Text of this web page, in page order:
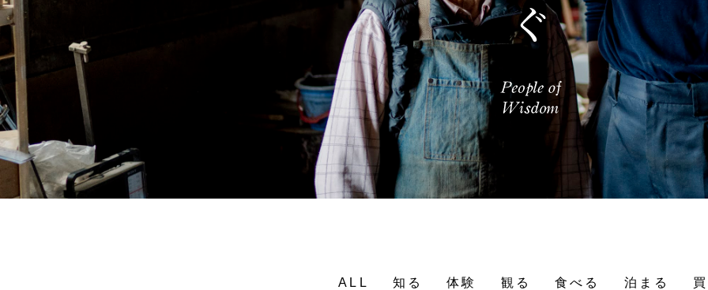
ALL 知る 体験 観る 食べる 泊まる